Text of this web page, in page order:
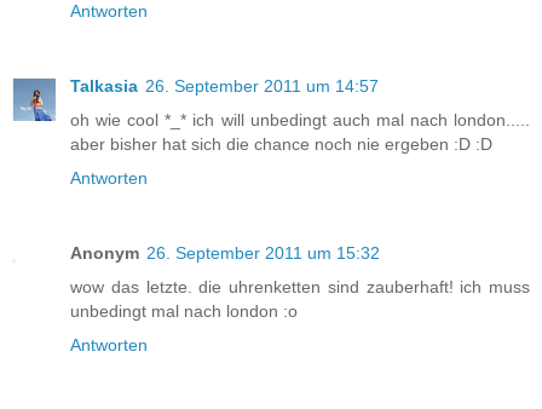
Antworten
Talkasia 26. September 2011 um 14:57
oh wie cool *_* ich will unbedingt auch mal nach london.....
aber bisher hat sich die chance noch nie ergeben :D :D
Antworten
Anonym 26. September 2011 um 15:32
wow das letzte. die uhrenketten sind zauberhaft! ich muss
unbedingt mal nach london :o
Antworten